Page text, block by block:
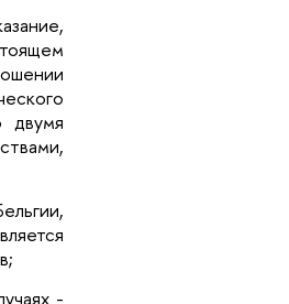
двумя
-